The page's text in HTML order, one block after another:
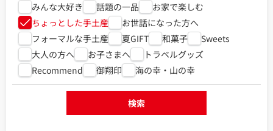
みんな大好き
話題の一品
お家で楽しむ
ちょっとした手土産
お世話になった方へ
フォーマルな手土産
夏GIFT 和菓子
Sweets
大人の方へ
お子さまへ
トラベルグッズ
Recommend
御翔印 海の幸・山の幸
検索